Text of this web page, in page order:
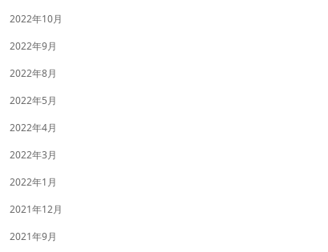
2022年10月
2022年9月
2022年8月
2022年5月
2022年4月
2022年3月
2022年1月
2021年12月
2021年9月